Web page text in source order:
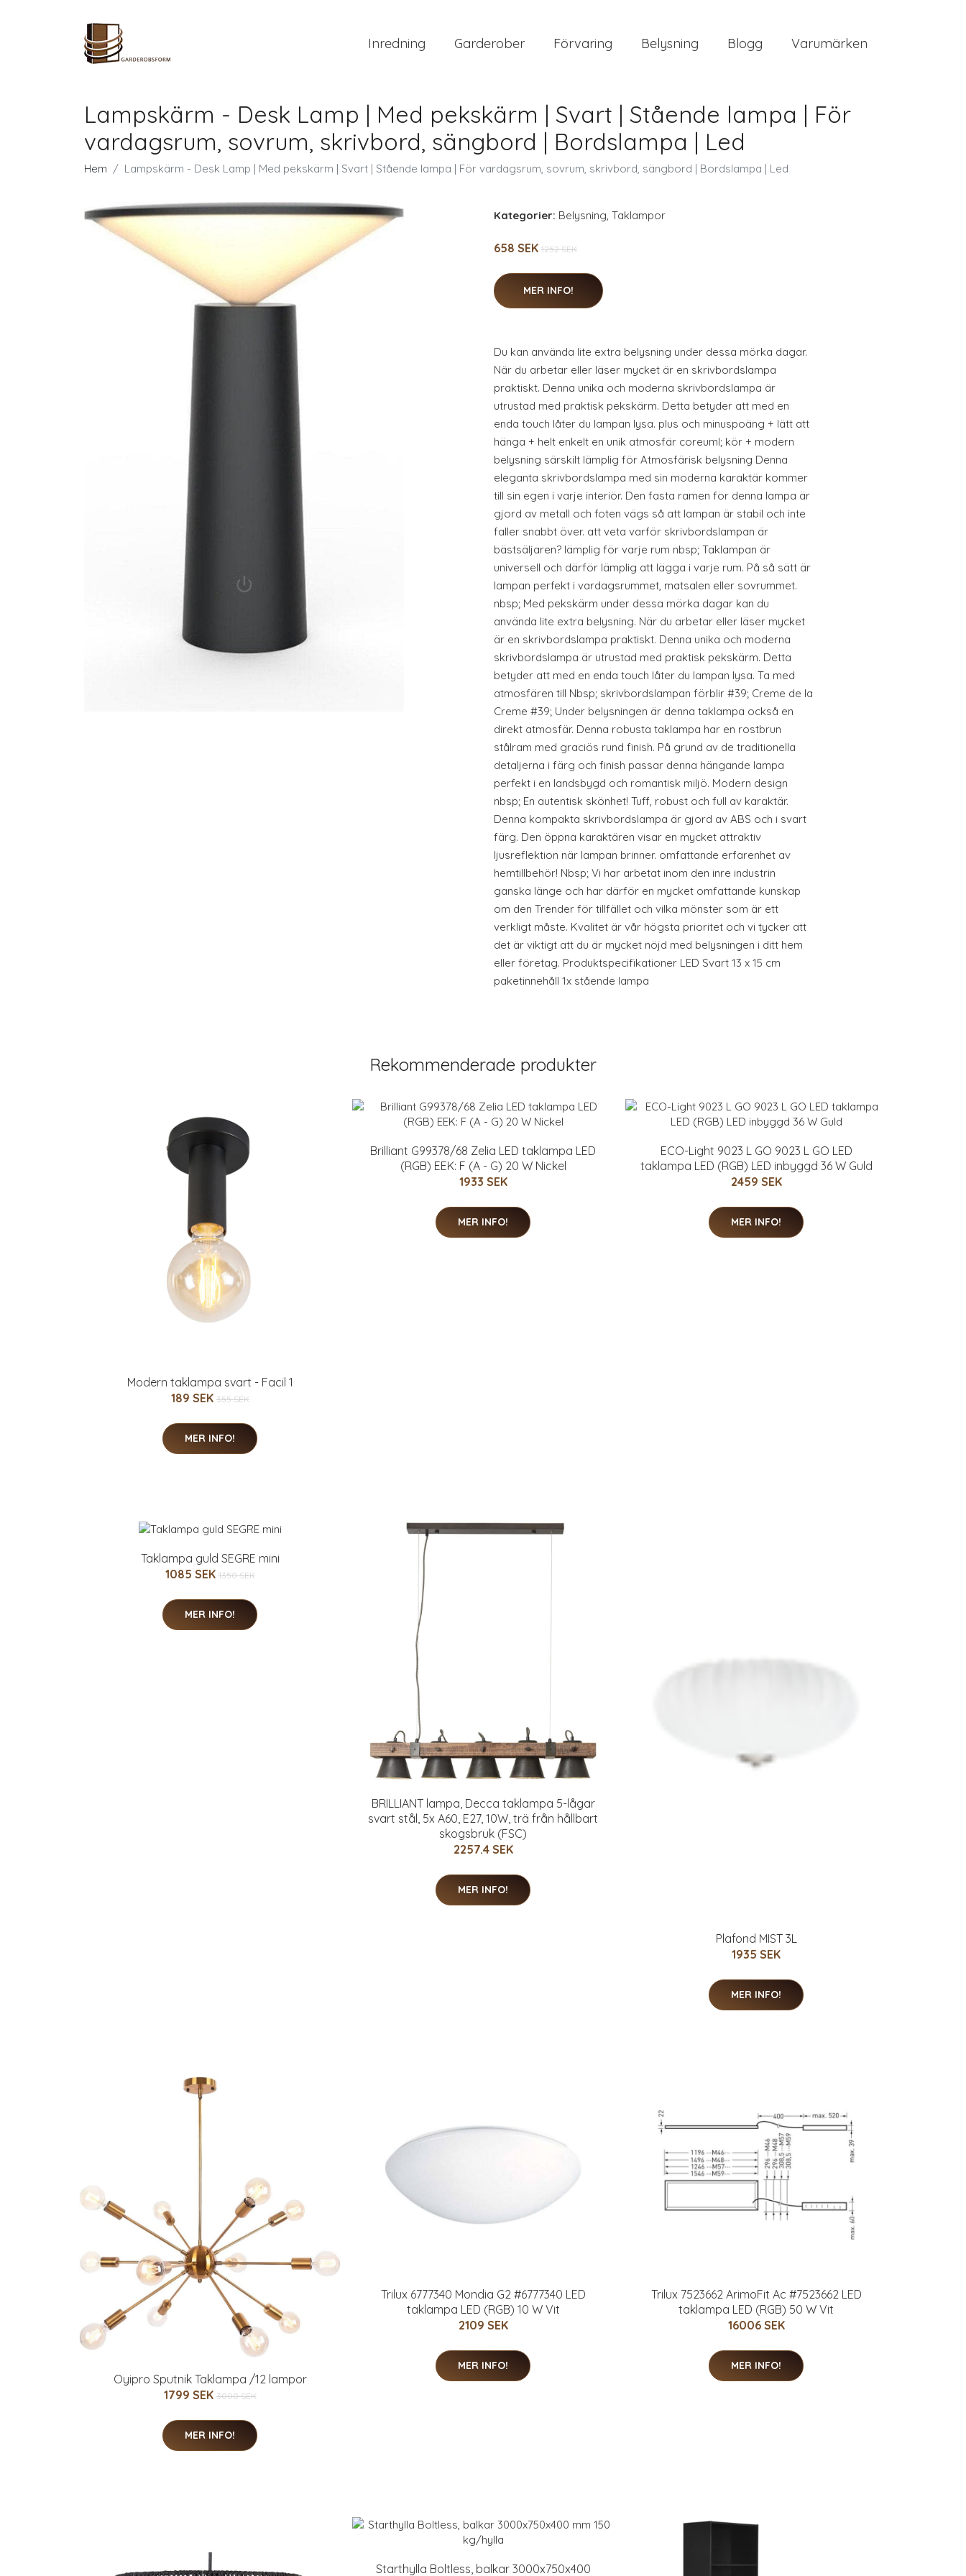
Inredning Garderober Förvaring Belysning Blogg Varumärken
Lampskärm - Desk Lamp | Med pekskärm | Svart | Stående lampa | För
vardagsrum, sovrum, skrivbord, sängbord | Bordslampa | Led
Hem Lampskärm - Desk Lamp | Med pekskärm | Svart | Stående lampa | För vardagsrum, sovrum, skrivbord, sängbord | Bordslampa | Led
Kategorier: Belysning, Taklampor
658 SEK 1252 SEK
MER INFO!
Du kan använda lite extra belysning under dessa mörka dagar.
När du arbetar eller läser mycket är en skrivbordslampa
praktiskt. Denna unika och moderna skrivbordslampa är
utrustad med praktisk pekskärm. Detta betyder att med en
enda touch låter du lampan lysa. plus och minuspoäng + lätt att
hänga + helt enkelt en unik atmosfär coreuml; kör + modern
belysning särskilt lämplig för Atmosfärisk belysning Denna
eleganta skrivbordslampa med sin moderna karaktär kommer
till sin egen i varje interiör. Den fasta ramen för denna lampa är
gjord av metall och foten vägs så att lampan är stabil och inte
faller snabbt över. att veta varför skrivbordslampan är
bästsäljaren? lämplig för varje rum nbsp; Taklampan är
universell och därför lämplig att lägga i varje rum. På så sätt är
lampan perfekt i vardagsrummet, matsalen eller sovrummet.
nbsp; Med pekskärm under dessa mörka dagar kan du
använda lite extra belysning. När du arbetar eller läser mycket
är en skrivbordslampa praktiskt. Denna unika och moderna
skrivbordslampa är utrustad med praktisk pekskärm. Detta
betyder att med en enda touch låter du lampan lysa. Ta med
atmosfären till Nbsp; skrivbordslampan förblir #39; Creme de la
Creme #39; Under belysningen är denna taklampa också en
direkt atmosfär. Denna robusta taklampa har en rostbrun
stålram med graciös rund finish. På grund av de traditionella
detaljerna i färg och finish passar denna hängande lampa
perfekt i en landsbygd och romantisk miljö. Modern design
nbsp; En autentisk skönhet! Tuff, robust och full av karaktär.
Denna kompakta skrivbordslampa är gjord av ABS och i svart
färg. Den öppna karaktären visar en mycket attraktiv
ljusreflektion när lampan brinner. omfattande erfarenhet av
hemtillbehör! Nbsp; Vi har arbetat inom den inre industrin
ganska länge och har därför en mycket omfattande kunskap
om den Trender för tillfället och vilka mönster som är ett
verkligt måste. Kvalitet är vår högsta prioritet och vi tycker att
det är viktigt att du är mycket nöjd med belysningen i ditt hem
eller företag. Produktspecifikationer LED Svart 13 x 15 cm
paketinnehåll 1x stående lampa
Rekommenderade produkter
Modern taklampa svart - Facil 1
189 SEK 355 SEK
MER INFO!
Brilliant G99378/68 Zelia LED taklampa LED
(RGB) EEK: F (A - G) 20 W Nickel
1933 SEK
MER INFO!
ECO-Light 9023 L GO 9023 L GO LED
taklampa LED (RGB) LED inbyggd 36 W Guld
2459 SEK
MER INFO!
Taklampa guld SEGRE mini
1085 SEK 1350 SEK
MER INFO!
BRILLIANT lampa, Decca taklampa 5-lågar
svart stål, 5x A60, E27, 10W, trä från hållbart
skogsbruk (FSC)
2257.4 SEK
MER INFO!
Plafond MIST 3L
1935 SEK
MER INFO!
Oyipro Sputnik Taklampa /12 lampor
1799 SEK 3000 SEK
MER INFO!
Trilux 6777340 Mondia G2 #6777340 LED
taklampa LED (RGB) 10 W Vit
2109 SEK
MER INFO!
Trilux 7523662 ArimoFit Ac #7523662 LED
taklampa LED (RGB) 50 W Vit
16006 SEK
MER INFO!
Starthylla Boltless, balkar 3000x750x400